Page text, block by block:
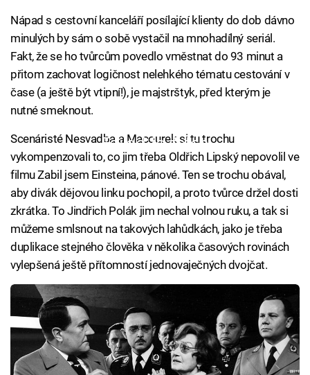
Nápad s cestovní kanceláří posílající klienty do dob dávno
minulých by sám o sobě vystačil na mnohadílný seriál.
Fakt, že se ho tvůrcům povedlo vměstnat do 93 minut a
přitom zachovat logičnost nelehkého tématu cestování v
čase (a ještě být vtipní!), je majstrštyk, před kterým je
nutné smeknout.
Failed to fetch
Scenáristé Nesvadba a Macourek si tu trochu
vykompenzovali to, co jim třeba Oldřich Lipský nepovolil ve
filmu Zabil jsem Einsteina, pánové. Ten se trochu obával,
aby divák dějovou linku pochopil, a proto tvůrce držel dosti
zkrátka. To Jindřich Polák jim nechal volnou ruku, a tak si
můžeme smlsnout na takových lahůdkách, jako je třeba
duplikace stejného člověka v několika časových rovinách
vylepšená ještě přítomností jednovaječných dvojčat.